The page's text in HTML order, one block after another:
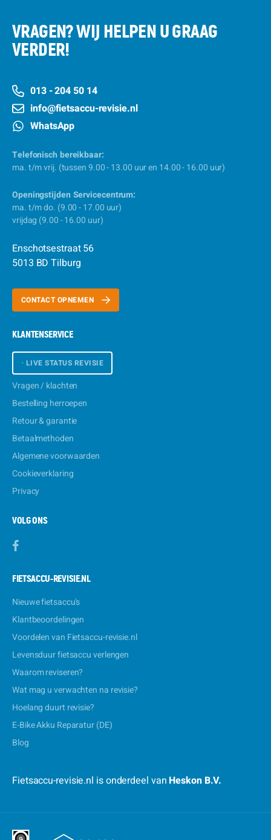
VRAGEN? WIJ HELPEN U GRAAG
VERDER!
013 - 204 50 14
info@fietsaccu-revisie.nl
WhatsApp
Telefonisch bereikbaar:
ma. t/m vrij. (tussen 9.00 - 13.00 uur en 14.00 - 16.00 uur)
Openingstijden Servicecentrum:
ma. t/m do. (9.00 - 17.00 uur)
vrijdag (9.00 - 16.00 uur)
Enschotsestraat 56
5013 BD Tilburg
CONTACT OPNEMEN
KLANTENSERVICE
• LIVE STATUS REVISIE
Vragen / klachten
Bestelling herroepen
Retour & garantie
Betaalmethoden
Algemene voorwaarden
Cookieverklaring
Privacy
VOLG ONS
FIETSACCU-REVISIE.NL
Nieuwe fietsaccu's
Klantbeoordelingen
Voordelen van Fietsaccu-revisie.nl
Levensduur fietsaccu verlengen
Waarom reviseren?
Wat mag u verwachten na revisie?
Hoelang duurt revisie?
E-Bike Akku Reparatur (DE)
Blog
Fietsaccu-revisie.nl is onderdeel van Heskon B.V.